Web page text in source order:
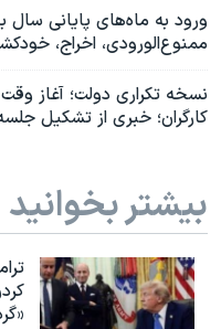
ورود به ماه‌های پایانی سال
ممنوع‌الورودی، اخراج،
نسخه تکراری دولت؛ آغاز
کارگران؛ خبری از تشکیل
بیشتر بخوانید